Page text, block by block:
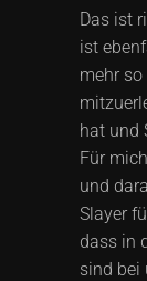
Das ist
ist
mehr
hat und
Für
und
Slayer
dass in
sind bei